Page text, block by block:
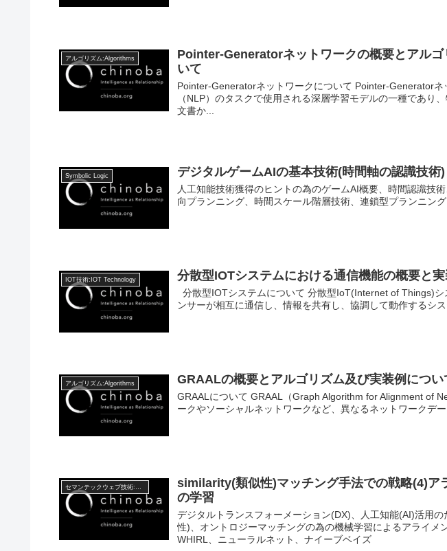
アルゴリズム:Algorithms
Pointer-Generatorネットワークの概要とアルゴ
いて
Pointer-Generatorネットワークについて Pointer-Generatorネ
（NLP）のタスクで使用される深層学習モデルの一種であり
文書か...
Symbolic Logic デジタルゲームAIの基本技術(時間軸の認識技術)
人工知能技術獲得のヒントの為のゲームAI概要、時間認識技
向プランニング、時間スケール階層技術、連鎖型プランニング
IOT技術:IOT Technology 分散型IOTシステムにおける通信機能の概要と実
分散型IOTシステムについて 分散型IoT(Internet of Things)
ンサーが相互に通信し、情報を共有し、協調して動作するシス
アルゴリズム:Algorithms GRAALの概要とアルゴリズム及び実装例につい
GRAALについて GRAAL（Graph Algorithm for Alignment of
ークやソーシャルネットワークなど、異なるネットワークデー
similarity(類似性)マッチング手法での戦略(4)ア
の学習
デジタルトランスフォーメーション(DX)、人工知能(AI)活用
性)、オントロジーマッチングの為の機械学習によるアライメ
WHIRL、ニューラルネット、ナイーブベイズ